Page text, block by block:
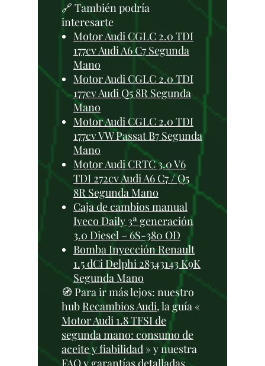
🔗 También podría
interesarte
Motor Audi CGLC 2.0 TDI
177cv Audi A6 C7 Segunda
Mano
Motor Audi CGLC 2.0 TDI
177cv Audi Q5 8R Segunda
Mano
Motor Audi CGLC 2.0 TDI
177cv VW Passat B7 Segunda
Mano
Motor Audi CRTC 3.0 V6
TDI 272cv Audi A6 C7 / Q5
8R Segunda Mano
Caja de cambios manual
Iveco Daily 3ª generación
3.0 Diesel – 6S-380 OD
Bomba Inyección Renault
1.5 dCi Delphi 28343143 K9K
Segunda Mano
🧭 Para ir más lejos: nuestro
hub Recambios Audi, la guía «
Motor Audi 1.8 TFSI de
segunda mano: consumo de
aceite y fiabilidad » y nuestra
FAQ y garantías detalladas.